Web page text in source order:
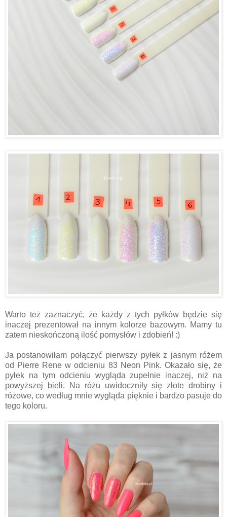
Warto też zaznaczyć, że każdy z tych pyłków będzie się
inaczej prezentował na innym kolorze bazowym. Mamy tu
zatem nieskończoną ilość pomysłów i zdobień! :)
Ja postanowiłam połączyć pierwszy pyłek z jasnym różem
od Pierre Rene w odcieniu 83 Neon Pink. Okazało się, że
pyłek na tym odcieniu wygląda zupełnie inaczej, niż na
powyższej bieli. Na różu uwidoczniły się złote drobiny i
różowe, co według mnie wygląda pięknie i bardzo pasuje do
tego koloru.